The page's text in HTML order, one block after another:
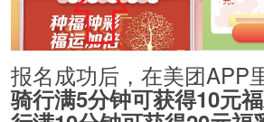
报名成功后，在美团APP
骑行满5分钟可获得10元